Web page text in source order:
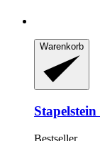
Warenkorb
Stapelstein
Bestseller